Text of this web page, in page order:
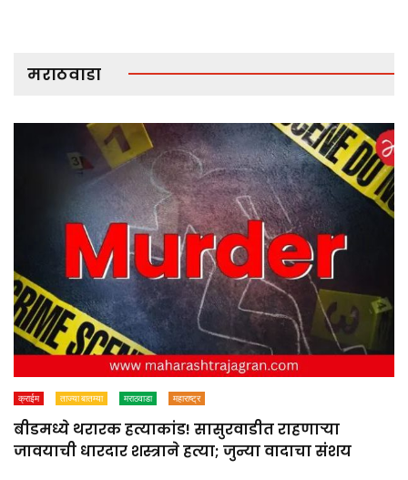
मराठवाडा
क्राईम ताज्या बातम्या मराठवाडा महाराष्ट्र
बीडमध्ये थरारक हत्याकांड! सासुरवाडीत राहणाऱ्या
जावयाची धारदार शस्त्राने हत्या; जुन्या वादाचा संशय